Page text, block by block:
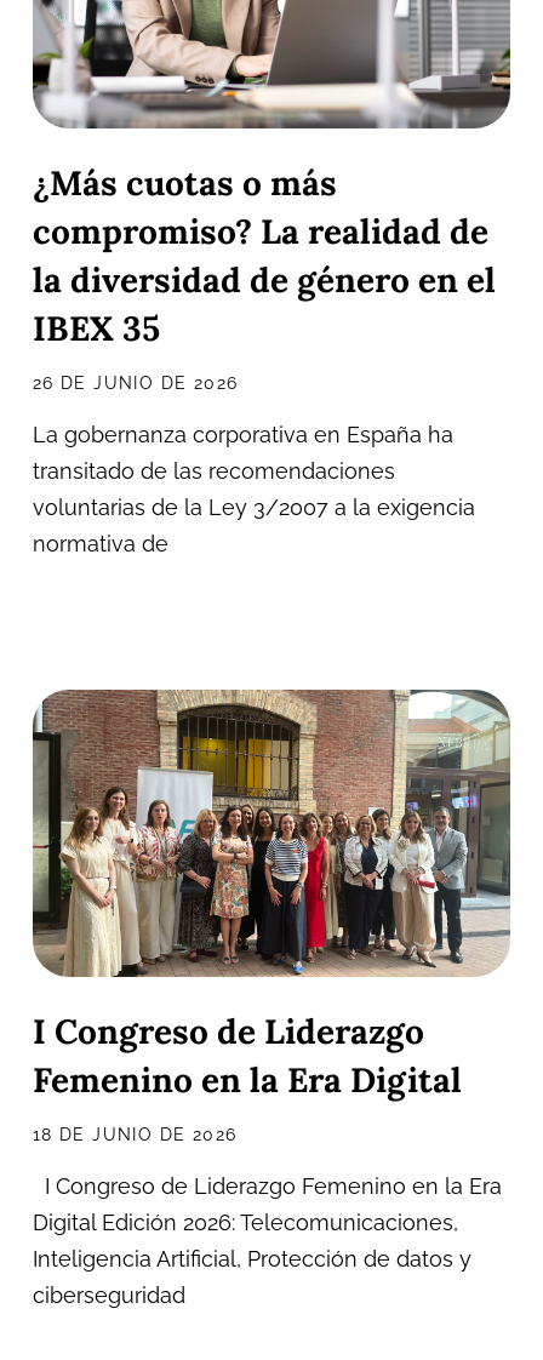
¿Más cuotas o más
compromiso? La realidad de
la diversidad de género en el
IBEX 35
26 DE JUNIO DE 2026
La gobernanza corporativa en España ha
transitado de las recomendaciones
voluntarias de la Ley 3/2007 a la exigencia
normativa de
I Congreso de Liderazgo
Femenino en la Era Digital
18 DE JUNIO DE 2026
I Congreso de Liderazgo Femenino en la Era
Digital Edición 2026: Telecomunicaciones,
Inteligencia Artificial, Protección de datos y
ciberseguridad